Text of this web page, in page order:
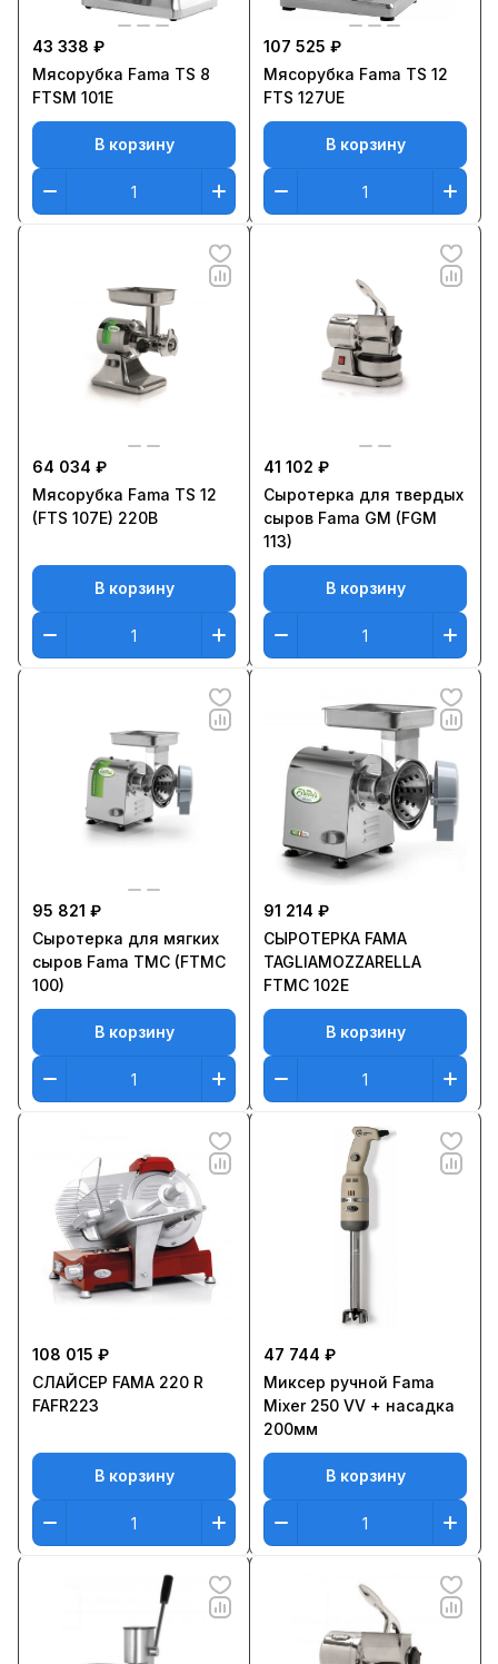
43 338 ₽
Мясорубка Fama TS 8
FTSM 101E
В корзину
107 525 ₽
Мясорубка Fama TS 12
FTS 127UE
В корзину
64 034 ₽
Мясорубка Fama TS 12
(FTS 107E) 220В
В корзину
41 102 ₽
Сыротерка для твердых
сыров Fama GM (FGM
113)
В корзину
95 821 ₽
Сыротерка для мягких
сыров Fama TMC (FTMC
100)
В корзину
91 214 ₽
СЫРОТЕРКА FAMA
TAGLIAMOZZARELLA
FTMC 102E
В корзину
108 015 ₽
СЛАЙСЕР FAMA 220 R
FAFR223
В корзину
47 744 ₽
Миксер ручной Fama
Mixer 250 VV + насадка
200мм
В корзину